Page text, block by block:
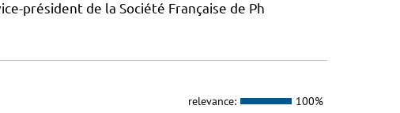
président de la Société Française de Ph
relevance: 100%